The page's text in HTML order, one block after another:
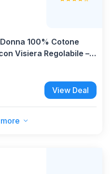
100% Cotone
Visiera Regolabile –
per Tempo
View Deal